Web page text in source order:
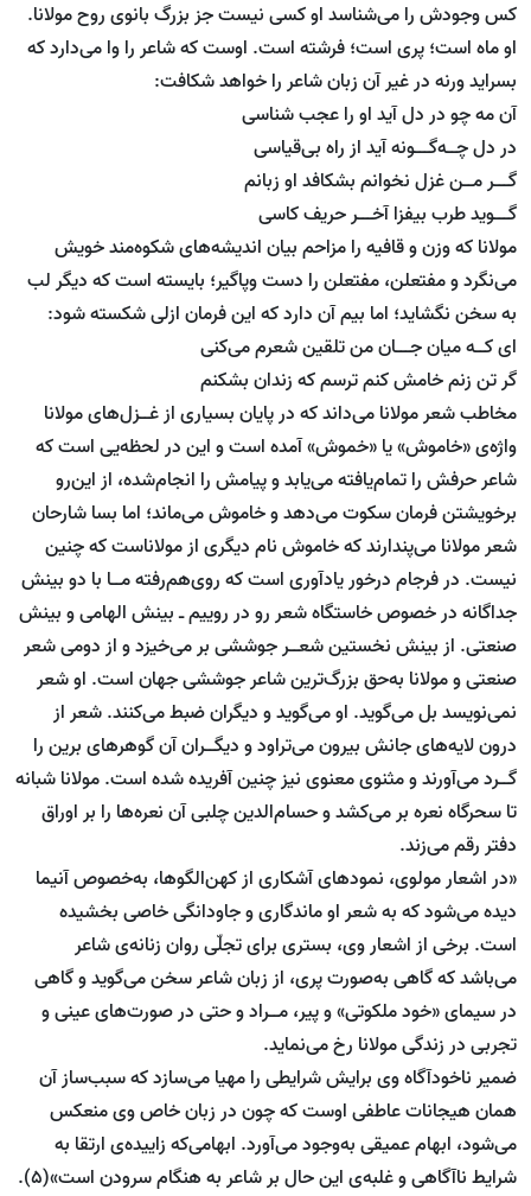
کس وجودش را می‌شناسد او کسی نیست جز بزرگ بانوی روح مولانا.
او ماه است؛ پری است؛ فرشته است. اوست که شاعر را وا می‌دارد که
بسراید ورنه در غیر آن زبان شاعر را خواهد شکافت:
آن مه چو در دل آید او را عجب شناسی
در دل چــه‌گـــونه آید از راه بی‌قیاسی
گـــر مــن غزل نخوانم بشکافد او زبانم
گـــوید طرب بیفزا آخـــر حریف کاسی
مولانا که وزن و قافیه را مزاحم بیان اندیشه‌های شکوه‌مند خویش
می‌نگرد و مفتعلن،‌ مفتعلن را دست وپاگیر؛ بایسته است که دیگر لب
به سخن نگشاید؛ اما بیم آن دارد که این فرمان ازلی شکسته شود:
ای کــه میان جـــان من تلقین شعرم می‌کنی
گر تن زنم خامش کنم ترسم که زندان بشکنم
مخاطب شعر مولانا می‌داند که در پایان بسیاری از غــزل‌های مولانا
واژه‌ی «خاموش» یا «خموش» آمده است و این در لحظه‌یی است که
شاعر حرفش را تمام‌یافته می‌یابد و پیامش را انجام‌شده،‌ از این‌رو
برخویشتن فرمان سکوت می‌دهد و خاموش می‌ماند؛ اما بسا شارحان
شعر مولانا می‌پندارند که خاموش نام دیگری از مولاناست که چنین
نیست. در فرجام درخور یادآوری است که روی‌هم‌رفته مــا با دو بینش
جداگانه در خصوص خاستگاه شعر رو در روییم ـ بینش الهامی ‌و بینش
صنعتی. از بینش نخستین شعــر جوششی بر می‌خیزد و از دومی ‌شعر
صنعتی و مولانا به‌‌حق بزرگ‌ترین شاعر جوششی جهان است. او شعر
نمی‌نویسد بل می‌گوید. او می‌گوید و دیگران ضبط می‌کنند. شعر از
درون لایه‌های جانش بیرون می‌تراود و دیگــران آن گوهر‌های برین را
گــرد می‌آورند و مثنوی معنوی نیز چنین آفریده شده است. مولانا شبانه
تا سحرگاه نعره بر می‌کشد و حسام‌الدین چلبی آن نعره‌ها را بر اوراق
دفتر رقم می‌زند.
«در اشعار مولوی،‌ نمودهای آشکاری از کهن‌الگوها،‌ به‌خصوص آنیما
دیده می‌شود که به شعر او ماندگاری و جاودانگی خاصی بخشیده
است. برخی از اشعار وی، بستری برای تجلّی روان زنانه‌ی شاعر
می‌باشد که گاهی به‌صورت پری، از زبان شاعر سخن می‌گوید و گاهی
در سیمای «خود ملکوتی» و پیر، مــراد و حتی در صورت‌های عینی و
تجربی در زندگی مولانا رخ می‌نماید.
ضمیر ناخودآگاه وی برایش شرایطی را مهیا می‌سازد که سبب‌ساز آن
همان هیجانات عاطفی اوست که چون در زبان خاص وی منعکس
می‌شود، ابهام عمیقی به‌وجود می‌آورد. ابهامی‌که زاییده‌ی ارتقا به
شرایط ناآگاهی و غلبه‌ی این حال بر شاعر به هنگام سرودن است»(5).